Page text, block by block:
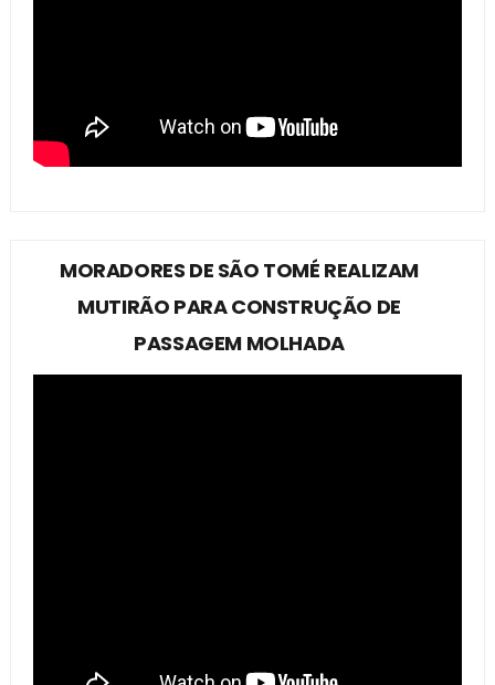
MORADORES DE SÃO TOMÉ REALIZAM
MUTIRÃO PARA CONSTRUÇÃO DE
PASSAGEM MOLHADA